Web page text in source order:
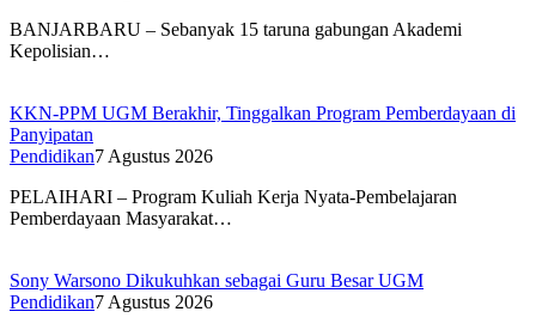
BANJARBARU – Sebanyak 15 taruna gabungan Akademi
Kepolisian…
KKN-PPM UGM Berakhir, Tinggalkan Program Pemberdayaan di
Panyipatan
Pendidikan7 Agustus 2026
PELAIHARI – Program Kuliah Kerja Nyata-Pembelajaran
Pemberdayaan Masyarakat…
Sony Warsono Dikukuhkan sebagai Guru Besar UGM
Pendidikan7 Agustus 2026